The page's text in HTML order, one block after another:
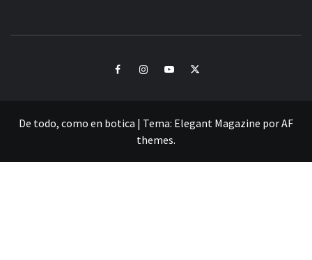
FacebookInstagramYoutubeTwitter
De todo, como en botica | Tema: Elegant Magazine porAF
themes.